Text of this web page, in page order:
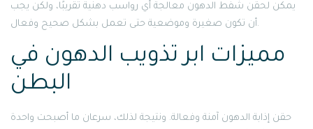
يمكن لحقن شفط الدهون معالجة أي رواسب دهنية تقريبًا، ولكن يجب
أن تكون صغيرة وموضعية حتى تعمل بشكل صحيح وفعال.
مميزات ابر تذويب الدهون في
البطن
حقن إذابة الدهون آمنة وفعالة. ونتيجة لذلك، سرعان ما أصبحت واحدة